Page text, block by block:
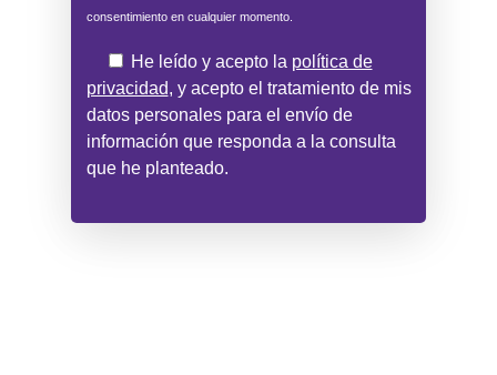
consentimiento en cualquier momento.
He leído y acepto la política de
privacidad, y acepto el tratamiento de mis
datos personales para el envío de
información que responda a la consulta
que he planteado.